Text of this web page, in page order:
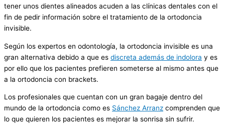
tener unos dientes alineados acuden a las clínicas dentales con el
fin de pedir información sobre el tratamiento de la ortodoncia
invisible.
Según los expertos en odontología, la ortodoncia invisible es una
gran alternativa debido a que es discreta además de indolora y es
por ello que los pacientes prefieren someterse al mismo antes que
a la ortodoncia con brackets.
Los profesionales que cuentan con un gran bagaje dentro del
mundo de la ortodoncia como es Sánchez Arranz comprenden que
lo que quieren los pacientes es mejorar la sonrisa sin sufrir.